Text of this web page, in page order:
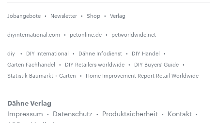
Jobangebote Newsletter Shop Verlag
diyinternational.com petonline.de petworldwide.net
diy DIY International Dähne Infodienst
DIY Handel
Garten Fachhandel
DIY Retailers worldwide
DIY Buyers' Guide
Statistik Baumarkt + Garten
Home Improvement Report Retail Worldwide
Dähne Verlag
Impressum
Datenschutz Produktsicherheit
Kontakt